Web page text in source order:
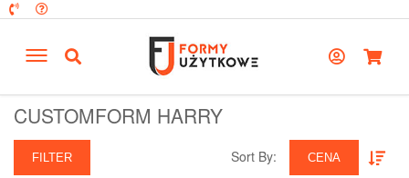
CUSTOMFORM HARRY
FILTER Sort By:‎ CENA